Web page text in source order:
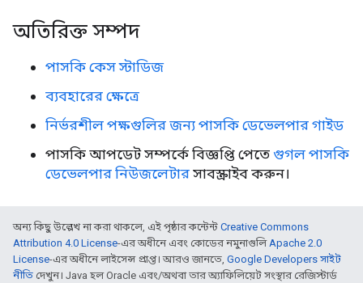
অতিরিক্ত সম্পদ
পাসকি কেস স্টাডিজ
ব্যবহারের ক্ষেত্রে
নির্ভরশীল পক্ষগুলির জন্য পাসকি ডেভেলপার গাইড
পাসকি আপডেট সম্পর্কে বিজ্ঞপ্তি পেতেগুগল পাসকি
ডেভেলপার নিউজলেটারসাবস্ক্রাইব করুন।
অন্য কিছু উল্লেখ না করা থাকলে, এই পৃষ্ঠার কন্টেন্ট Creative Commons
Attribution 4.0 License-এর অধীনে এবং কোডের নমুনাগুলিApache 2.0
License-এর অধীনে লাইসেন্স প্রাপ্ত। আরও জানতে, Google Developers সাইট
নীতি দেখুন। Java হল Oracle এবং/অথবা তার অ্যাফিলিয়েট সংস্থার রেজিস্টার্ড